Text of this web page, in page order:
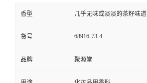
香型 几乎无味或淡淡的茶籽味道
货号 68916-73-4
品牌 聚源堂